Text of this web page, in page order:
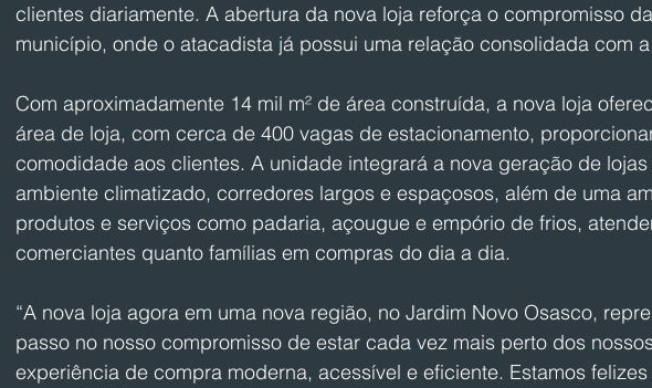
clientes diariamente. A abertura da nova loja reforça o compromisso
município, onde o atacadista já possui uma relação consolidada com
Com aproximadamente 14 mil m² de área construída, a nova loja
área de loja, com cerca de 400 vagas de estacionamento,
comodidade aos clientes. A unidade integrará a nova geração de
ambiente climatizado, corredores largos e espaçosos, além de uma
produtos e serviços como padaria, açougue e empório de frios,
comerciantes quanto famílias em compras do dia a dia.
“A nova loja agora em uma nova região, no Jardim Novo Osasco,
passo no nosso compromisso de estar cada vez mais perto dos
experiência de compra moderna, acessível e eficiente. Estamos